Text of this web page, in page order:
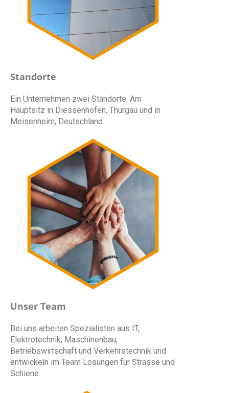
Standorte
Ein Unternehmen zwei Standorte. Am
Hauptsitz in Diessenhofen, Thurgau und in
Meisenheim, Deutschland.
Unser Team
Bei uns arbeiten Spezialisten aus IT,
Elektrotechnik, Maschinenbau,
Betriebswirtschaft und Verkehrstechnik und
entwickeln im Team Lösungen für Strasse und
Schiene.